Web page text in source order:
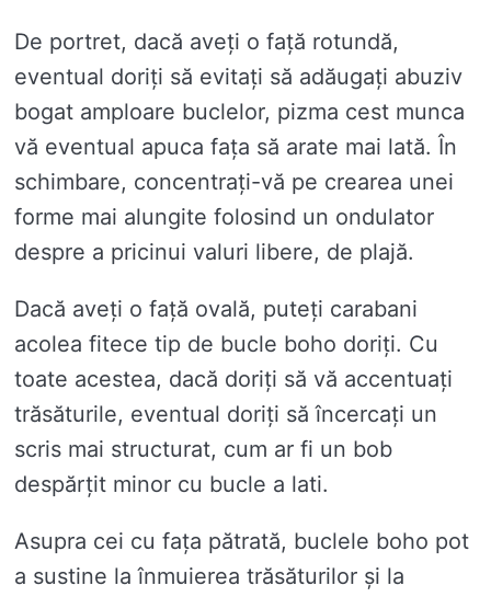
De portret, dacă aveți o față rotundă,
eventual doriți să evitați să adăugați abuziv
bogat amploare buclelor, pizma cest munca
vă eventual apuca fața să arate mai lată. În
schimbare, concentrați-vă pe crearea unei
forme mai alungite folosind un ondulator
despre a pricinui valuri libere, de plajă.
Dacă aveți o față ovală, puteți carabani
acolea fitece tip de bucle boho doriți. Cu
toate acestea, dacă doriți să vă accentuați
trăsăturile, eventual doriți să încercați un
scris mai structurat, cum ar fi un bob
despărțit minor cu bucle a lati.
Asupra cei cu fața pătrată, buclele boho pot
a sustine la înmuierea trăsăturilor și la